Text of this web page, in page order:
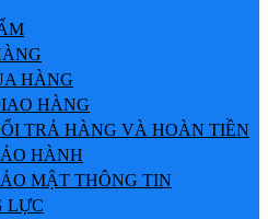
HÀNG
HÀNG
TRẢ HÀNG VÀ HOÀN TIỀN
HÀNH
MẬT THÔNG TIN
LỰC